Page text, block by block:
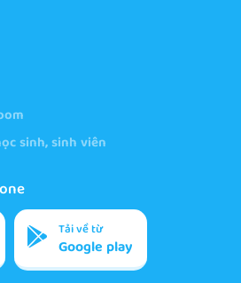
sinh, sinh viên
Tải về từ
Google play